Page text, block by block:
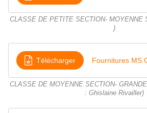
CLASSE DE PETITE SECTION- MOYENNE
)
Télécharger Fournitures MS
CLASSE DE MOYENNE SECTION-
: Ghislaine Rivailler)